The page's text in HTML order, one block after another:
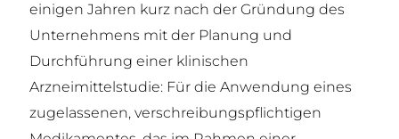
einigen Jahren kurz nach der Gründung des
Unternehmens mit der Planung und
Durchführung einer klinischen
Arzneimittelstudie: Für die Anwendung eines
zugelassenen, verschreibungspflichtigen